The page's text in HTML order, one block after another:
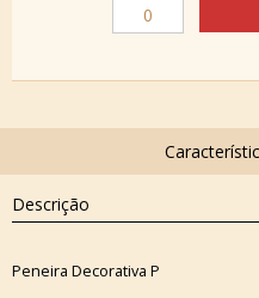
Descrição
Peneira Decorativa P